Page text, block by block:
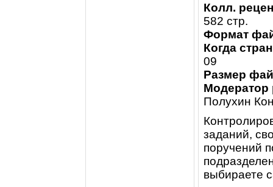
Колл.
582 стр.
Формат
Когда
09
Размер
Модератор
Полухин
заданий,
поручений
выбираете